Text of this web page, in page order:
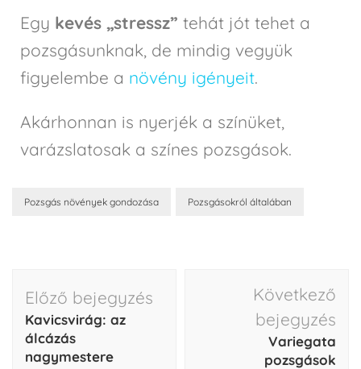
Egy kevés „stressz” tehát jót tehet a
pozsgásunknak, de mindig vegyük
figyelembe a növény igényeit.
Akárhonnan is nyerjék a színüket,
varázslatosak a színes pozsgások.
Pozsgás növények gondozása Pozsgásokról általában
Előző bejegyzés
Kavicsvirág: az
álcázás
nagymestere
Következő
bejegyzés
Variegata
pozsgások